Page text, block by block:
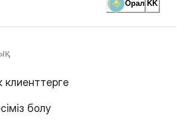
Орал KK
клиенттерге
болу